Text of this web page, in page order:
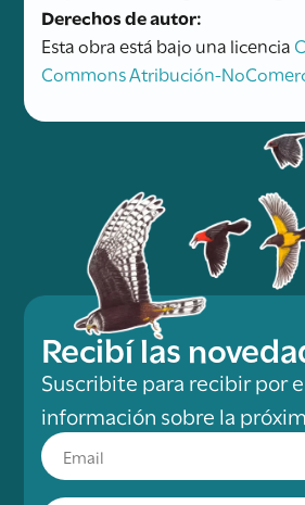
Derechos de autor:
Esta obra está bajo una licencia
Commons Atribución-
Recibí las
Suscribite para recibir por
información sobre la